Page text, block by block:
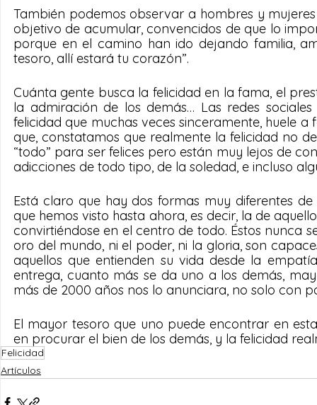
También podemos observar a hombres y
objetivo de acumular, convencidos de que lo
porque en el camino han ido dejando familia,
tesoro, allí estará tu corazón”.
Cuánta gente busca la felicidad en la fama, el
la admiración de los demás… Las redes
felicidad que muchas veces sinceramente, huele a
que, constatamos que realmente la felicidad no
“todo” para ser felices pero están muy lejos de
adicciones de todo tipo, de la soledad, e incluso
Está claro que hay dos formas muy diferentes
que hemos visto hasta ahora, es decir, la de
convirtiéndose en el centro de todo. Éstos nunca
oro del mundo, ni el poder, ni la gloria, son
aquellos que entienden su vida desde la
entrega, cuanto más se da uno a los demás,
más de 2000 años nos lo anunciara, no solo con
El mayor tesoro que uno puede encontrar en
en procurar el bien de los demás, y la felicidad
Felicidad
Artículos